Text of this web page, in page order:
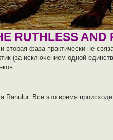
RUTHLESS
фаза практически не
(за исключением одной
Ranulur. Все это время